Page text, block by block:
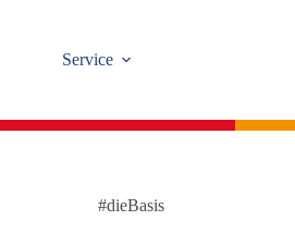
Service
#dieBasis